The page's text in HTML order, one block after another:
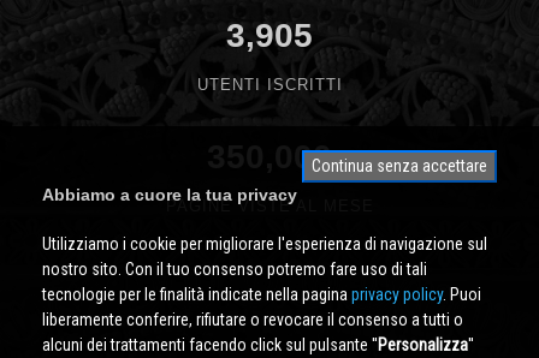
3,905
UTENTI ISCRITTI
350,000
PAGINE VISTE AL MESE
Continua senza accettare
Abbiamo a cuore la tua privacy
Utilizziamo i cookie per migliorare l'esperienza di navigazione sul
nostro sito. Con il tuo consenso potremo fare uso di tali
tecnologie per le finalità indicate nella pagina privacy policy. Puoi
liberamente conferire, rifiutare o revocare il consenso a tutti o
alcuni dei trattamenti facendo click sul pulsante ''Personalizza''